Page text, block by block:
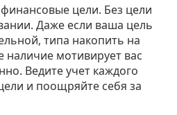
цели. Без цели
Даже если ваша цель
типа накопить на
наличие мотивирует вас
Ведите учет каждого
и поощряйте себя за